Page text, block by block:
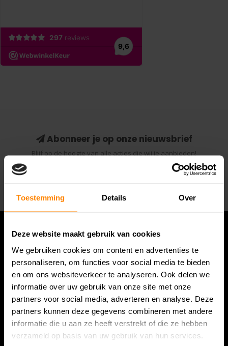
Toestemming Details Over
Deze website maakt gebruik van cookies
We gebruiken cookies om content en advertenties te
personaliseren, om functies voor social media te bieden
en om ons websiteverkeer te analyseren. Ook delen we
informatie over uw gebruik van onze site met onze
partners voor social media, adverteren en analyse. Deze
partners kunnen deze gegevens combineren met andere
informatie die u aan ze heeft verstrekt of die ze hebben
verzameld op basis van uw gebruik van hun services.
Abonneer je op onze nieuwsbrief
Blijf op de hoogte van alle acties die wij je aanbieden!
Abonneer
Bespanracket.nl is dé racketspecialist van Lelystad en
omstreken.